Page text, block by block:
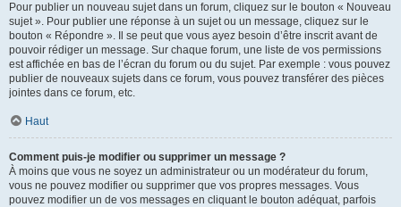
Pour publier un nouveau sujet dans un forum, cliquez sur le bouton « Nouveau
sujet ». Pour publier une réponse à un sujet ou un message, cliquez sur le
bouton « Répondre ». Il se peut que vous ayez besoin d’être inscrit avant de
pouvoir rédiger un message. Sur chaque forum, une liste de vos permissions
est affichée en bas de l’écran du forum ou du sujet. Par exemple : vous pouvez
publier de nouveaux sujets dans ce forum, vous pouvez transférer des pièces
jointes dans ce forum, etc.
Haut
Comment puis-je modifier ou supprimer un message ?
À moins que vous ne soyez un administrateur ou un modérateur du forum,
vous ne pouvez modifier ou supprimer que vos propres messages. Vous
pouvez modifier un de vos messages en cliquant le bouton adéquat, parfois